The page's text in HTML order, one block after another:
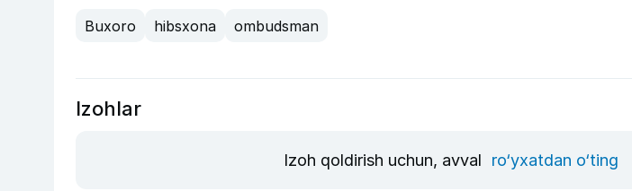
Buxoro hibsxona ombudsman
Izohlar
Izoh qoldirish uchun, avval ro‘yxatdan o‘ting